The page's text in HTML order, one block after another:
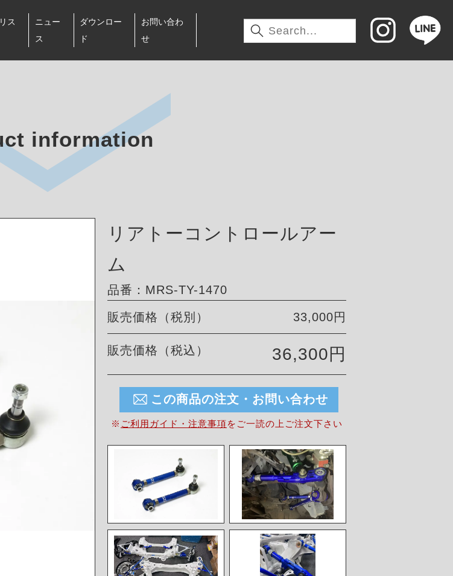
ス
ニュー
ス
ダウンロー
ド
お問い合わ
せ
information
リアトーコントロールアー
ム
品番：MRS-TY-1470
販売価格（税別） 33,000円
販売価格（税込） 36,300円
この商品の注文・お問い合わせ
※ ご利用ガイド・注意事項を ご一読の上ご注文下さい